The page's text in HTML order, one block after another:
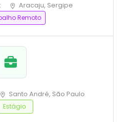
Aracaju, Sergipe
Remoto
Santo André, São Paulo
Estágio